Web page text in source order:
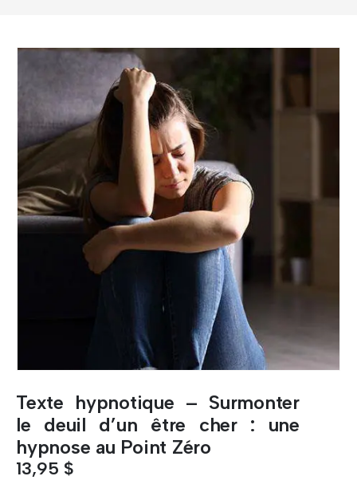
Texte hypnotique – Surmonter
le deuil d’un être cher : une
hypnose au Point Zéro
13,95 $